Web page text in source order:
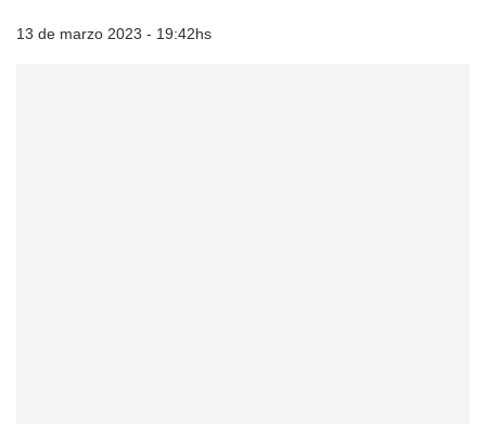
13 de marzo 2023 - 19:42hs